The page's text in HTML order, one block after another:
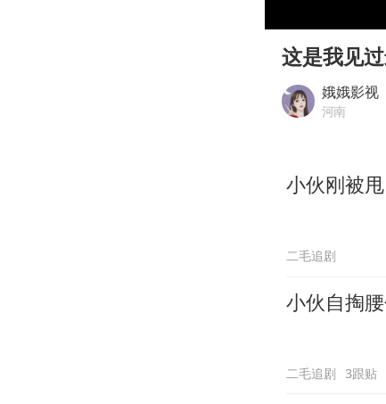
这是我见
娥娥影视
河南
小伙刚被
二毛追剧
小伙自掏
二毛追剧 3跟贴